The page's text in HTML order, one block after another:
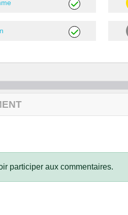
participer aux commentaires.